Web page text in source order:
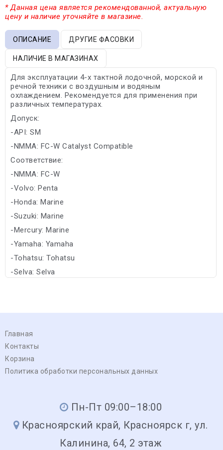
* Данная цена является рекомендованной, актуальную
цену и наличие уточняйте в магазине.
ОПИСАНИЕ ДРУГИЕ ФАСОВКИ
НАЛИЧИЕ В МАГАЗИНАХ
Для эксплуатации 4-х тактной лодочной, морской и
речной техники с воздушным и водяным
охлаждением. Рекомендуется для применения при
различных температурах.
Допуск:
-API: SM
-NMMA: FC-W Catalyst Compatible
Соответствие:
-NMMA: FC-W
-Volvo: Penta
-Honda: Marine
-Suzuki: Marine
-Mercury: Marine
-Yamaha: Yamaha
-Tohatsu: Tohatsu
-Selva: Selva
Главная
Контакты
Корзина
Политика обработки персональных данных
Пн-Пт 09:00–18:00
Красноярский край, Красноярск г, ул.
Калинина, 64, 2 этаж